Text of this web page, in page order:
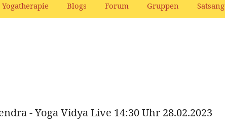
Yogatherapie Blogs Forum Gruppen Satsang
- Yoga Vidya Live 14:30 Uhr 28.02.2023